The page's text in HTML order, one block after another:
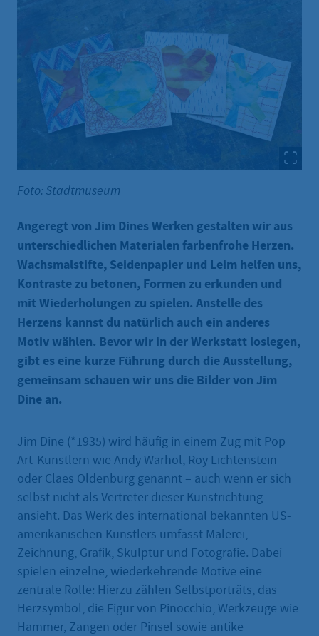
Foto: Stadtmuseum
Angeregt von Jim Dines Werken gestalten wir aus
unterschiedlichen Materialen farbenfrohe Herzen.
Wachsmalstifte, Seidenpapier und Leim helfen uns,
Kontraste zu betonen, Formen zu erkunden und
mit Wiederholungen zu spielen. Anstelle des
Herzens kannst du natürlich auch ein anderes
Motiv wählen. Bevor wir in der Werkstatt loslegen,
gibt es eine kurze Führung durch die Ausstellung,
gemeinsam schauen wir uns die Bilder von Jim
Dine an.
Jim Dine (*1935) wird häufig in einem Zug mit Pop
Art-Künstlern wie Andy Warhol, Roy Lichtenstein
oder Claes Oldenburg genannt – auch wenn er sich
selbst nicht als Vertreter dieser Kunstrichtung
ansieht. Das Werk des international bekannten US-
amerikanischen Künstlers umfasst Malerei,
Zeichnung, Grafik, Skulptur und Fotografie. Dabei
spielen einzelne, wiederkehrende Motive eine
zentrale Rolle: Hierzu zählen Selbstporträts, das
Herzsymbol, die Figur von Pinocchio, Werkzeuge wie
Hammer, Zangen oder Pinsel sowie antike